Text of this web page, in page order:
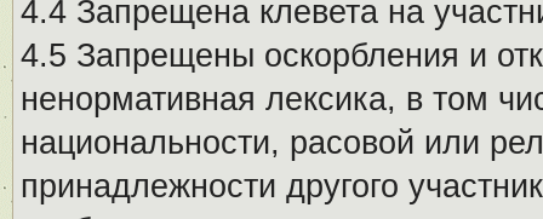
4.4 Запрещена клевета на
4.5 Запрещены оскорбления и
ненормативная лексика, в том
национальности, расовой или
принадлежности другого